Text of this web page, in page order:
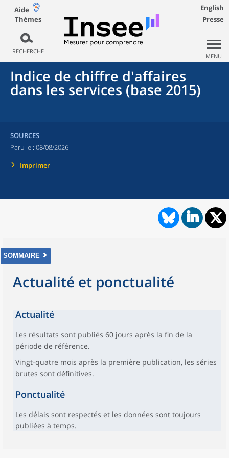
Aide
Thèmes
RECHERCHE
English
Presse
MENU
Indice de chiffre d'affaires
dans les services (base 2015)
SOURCES
Paru le : 08/08/2026
Imprimer
SOMMAIRE
Actualité et ponctualité
Actualité
Les résultats sont publiés 60 jours après la fin de la
période de référence.
Vingt-quatre mois après la première publication, les séries
brutes sont définitives.
Ponctualité
Les délais sont respectés et les données sont toujours
publiées à temps.